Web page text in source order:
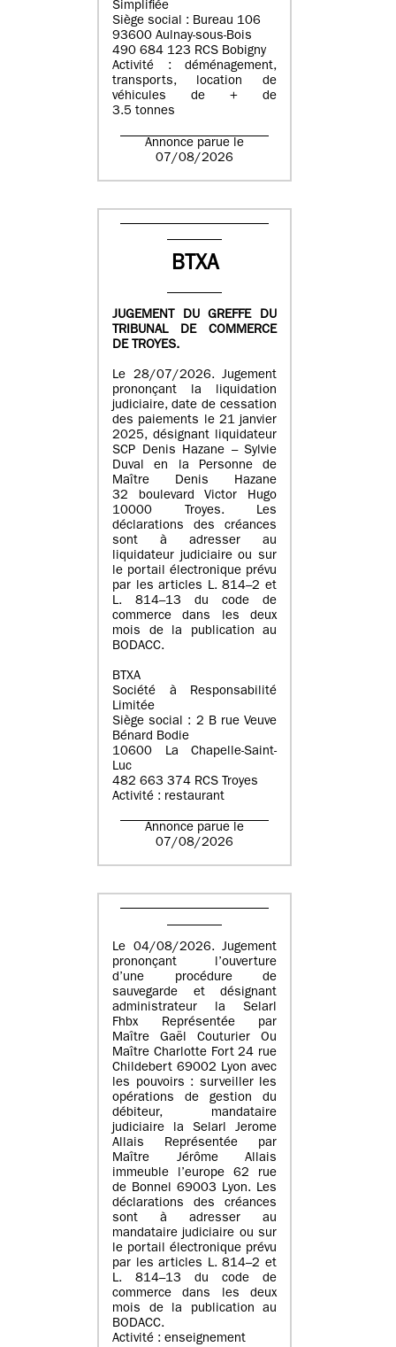
Simplifiée
Siège social : Bureau 106
93600 Aulnay-sous-Bois
490 684 123 RCS Bobigny
Activité : déménagement,
transports, location de
véhicules de + de
3.5 tonnes
Annonce parue le
07/08/2026
BTXA
JUGEMENT DU GREFFE DU
TRIBUNAL DE COMMERCE
DE TROYES.
Le 28/07/2026. Jugement
prononçant la liquidation
judiciaire, date de cessation
des paiements le 21 janvier
2025, désignant liquidateur
SCP Denis Hazane – Sylvie
Duval en la Personne de
Maître Denis Hazane
32 boulevard Victor Hugo
10000 Troyes. Les
déclarations des créances
sont à adresser au
liquidateur judiciaire ou sur
le portail électronique prévu
par les articles L. 814–2 et
L. 814–13 du code de
commerce dans les deux
mois de la publication au
BODACC.
BTXA
Société à Responsabilité
Limitée
Siège social : 2 B rue Veuve
Bénard Bodie
10600 La Chapelle-Saint-
Luc
482 663 374 RCS Troyes
Activité : restaurant
Annonce parue le
07/08/2026
Le 04/08/2026. Jugement
prononçant l’ouverture
d’une procédure de
sauvegarde et désignant
administrateur la Selarl
Fhbx Représentée par
Maître Gaël Couturier Ou
Maître Charlotte Fort 24 rue
Childebert 69002 Lyon avec
les pouvoirs : surveiller les
opérations de gestion du
débiteur, mandataire
judiciaire la Selarl Jerome
Allais Représentée par
Maître Jérôme Allais
immeuble l’europe 62 rue
de Bonnel 69003 Lyon. Les
déclarations des créances
sont à adresser au
mandataire judiciaire ou sur
le portail électronique prévu
par les articles L. 814–2 et
L. 814–13 du code de
commerce dans les deux
mois de la publication au
BODACC.
Activité : enseignement